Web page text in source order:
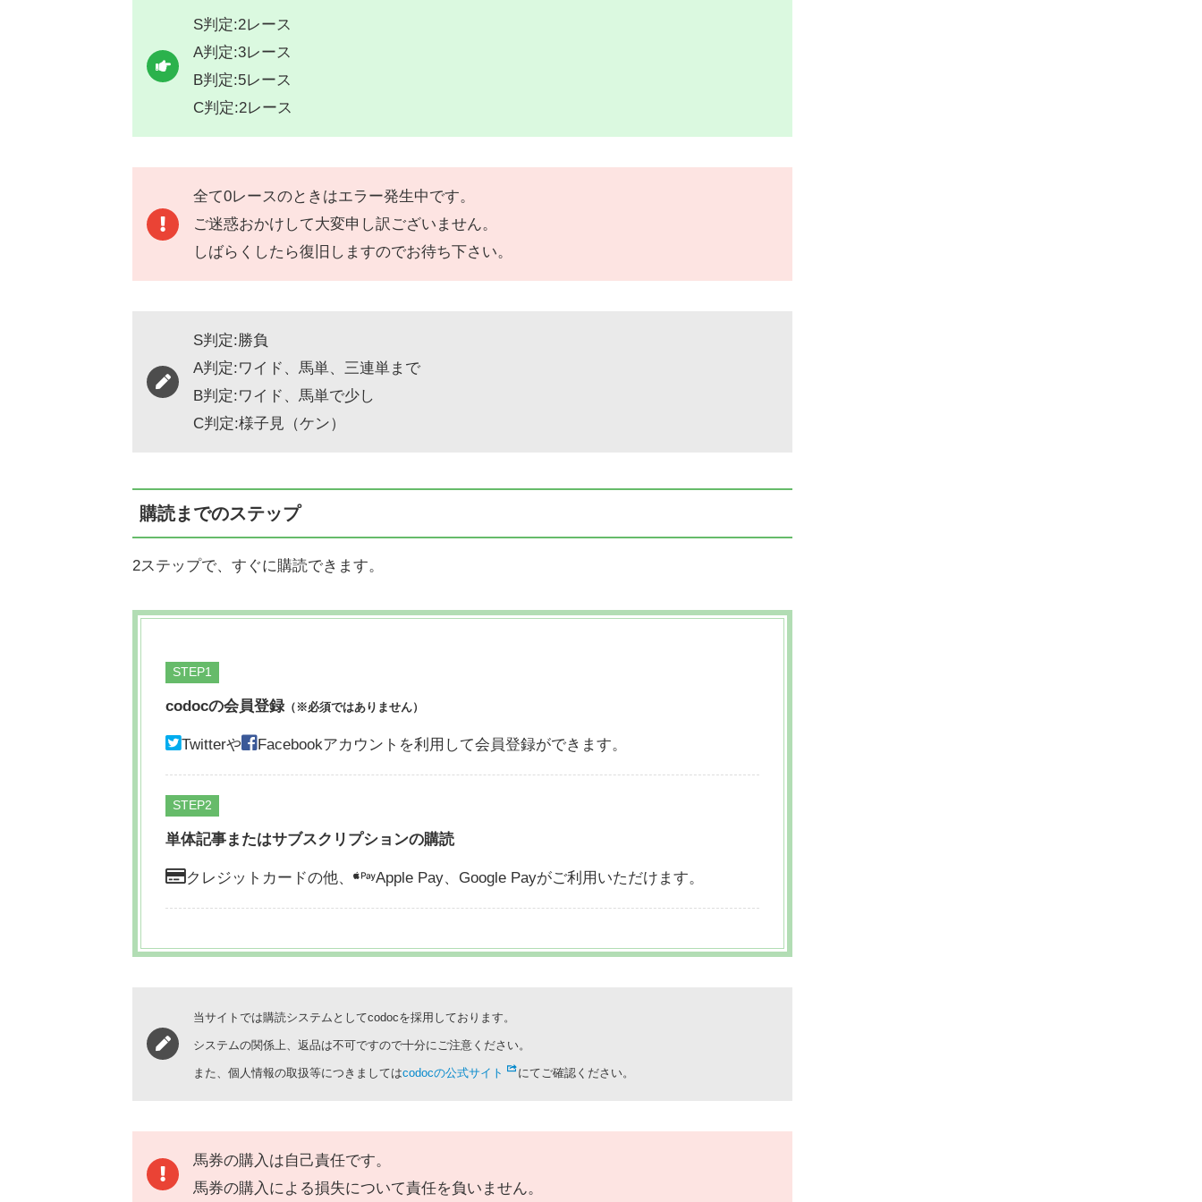
S判定:2レース
A判定:3レース
B判定:5レース
C判定:2レース
全て0レースのときはエラー発生中です。
ご迷惑おかけして大変申し訳ございません。
しばらくしたら復旧しますのでお待ち下さい。
S判定:勝負
A判定:ワイド、馬単、三連単まで
B判定:ワイド、馬単で少し
C判定:様子見（ケン）
購読までのステップ
2ステップで、すぐに購読できます。
STEP
codocの会員登録（※必須ではありません）
Twitterや Facebookアカウントを利用して会員登録ができます。
STEP
単体記事またはサブスクリプションの購読
クレジットカードの他、 Apple Pay、 Google Payがご利用いただけます。
当サイトでは購読システムとしてcodocを採用しております。
システムの関係上、返品は不可ですので十分にご注意ください。
また、個人情報の取扱等につきましてはcodocの公式サイト にてご確認ください。
馬券の購入は自己責任です。
馬券の購入による損失について責任を負いません。